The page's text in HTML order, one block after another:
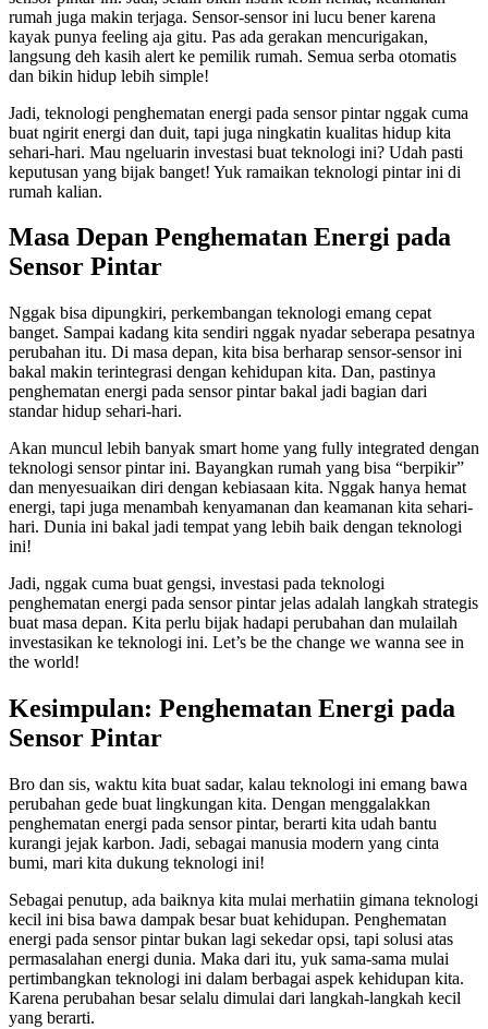
rumah juga makin terjaga. Sensor-sensor ini lucu bener karena
kayak punya feeling aja gitu. Pas ada gerakan mencurigakan,
langsung deh kasih alert ke pemilik rumah. Semua serba otomatis
dan bikin hidup lebih simple!
Jadi, teknologi penghematan energi pada sensor pintar nggak cuma
buat ngirit energi dan duit, tapi juga ningkatin kualitas hidup kita
sehari-hari. Mau ngeluarin investasi buat teknologi ini? Udah pasti
keputusan yang bijak banget! Yuk ramaikan teknologi pintar ini di
rumah kalian.
Masa Depan Penghematan Energi pada
Sensor Pintar
Nggak bisa dipungkiri, perkembangan teknologi emang cepat
banget. Sampai kadang kita sendiri nggak nyadar seberapa pesatnya
perubahan itu. Di masa depan, kita bisa berharap sensor-sensor ini
bakal makin terintegrasi dengan kehidupan kita. Dan, pastinya
penghematan energi pada sensor pintar bakal jadi bagian dari
standar hidup sehari-hari.
Akan muncul lebih banyak smart home yang fully integrated dengan
teknologi sensor pintar ini. Bayangkan rumah yang bisa “berpikir”
dan menyesuaikan diri dengan kebiasaan kita. Nggak hanya hemat
energi, tapi juga menambah kenyamanan dan keamanan kita sehari-
hari. Dunia ini bakal jadi tempat yang lebih baik dengan teknologi
ini!
Jadi, nggak cuma buat gengsi, investasi pada teknologi
penghematan energi pada sensor pintar jelas adalah langkah strategis
buat masa depan. Kita perlu bijak hadapi perubahan dan mulailah
investasikan ke teknologi ini. Let’s be the change we wanna see in
the world!
Kesimpulan: Penghematan Energi pada
Sensor Pintar
Bro dan sis, waktu kita buat sadar, kalau teknologi ini emang bawa
perubahan gede buat lingkungan kita. Dengan menggalakkan
penghematan energi pada sensor pintar, berarti kita udah bantu
kurangi jejak karbon. Jadi, sebagai manusia modern yang cinta
bumi, mari kita dukung teknologi ini!
Sebagai penutup, ada baiknya kita mulai merhatiin gimana teknologi
kecil ini bisa bawa dampak besar buat kehidupan. Penghematan
energi pada sensor pintar bukan lagi sekedar opsi, tapi solusi atas
permasalahan energi dunia. Maka dari itu, yuk sama-sama mulai
pertimbangkan teknologi ini dalam berbagai aspek kehidupan kita.
Karena perubahan besar selalu dimulai dari langkah-langkah kecil
yang berarti.